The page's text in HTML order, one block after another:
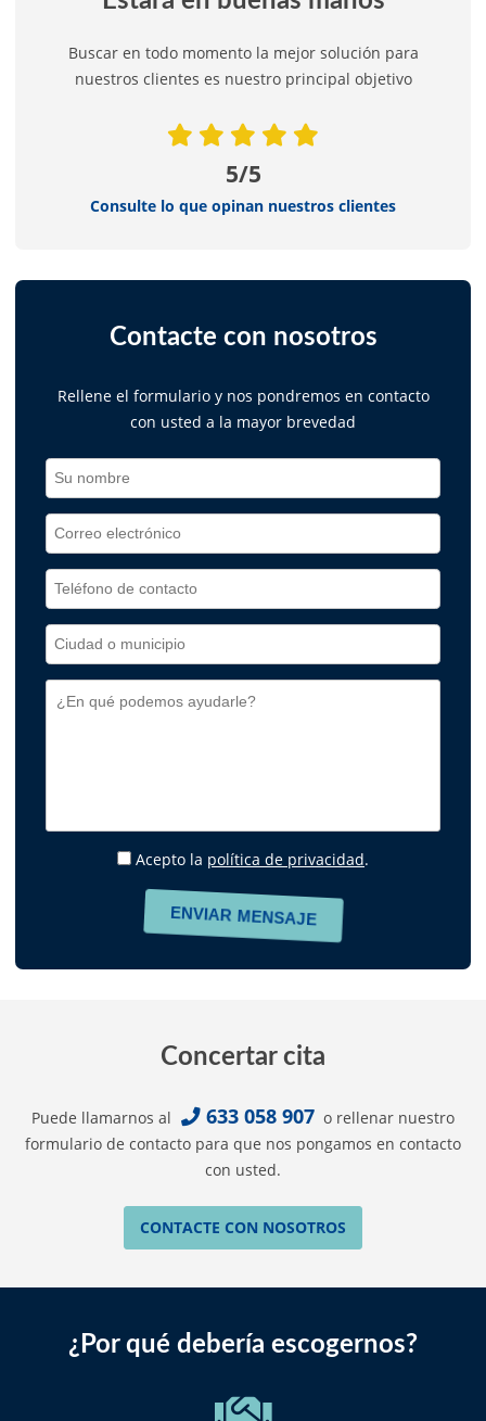
Buscar en todo momento la mejor solución para
nuestros clientes es nuestro principal objetivo
5/5
Consulte lo que opinan nuestros clientes
Contacte con nosotros
Rellene el formulario y nos pondremos en contacto
con usted a la mayor brevedad
Acepto la política de privacidad.
Concertar cita
Puede llamarnos al 633 058 907 o rellenar nuestro
formulario de contacto para que nos pongamos en contacto
con usted.
CONTACTE CON NOSOTROS
¿Por qué debería escogernos?